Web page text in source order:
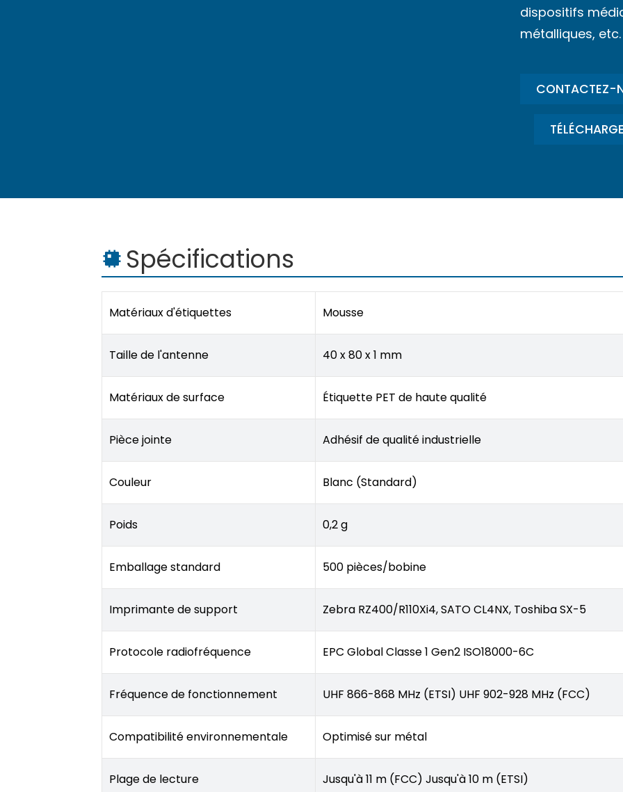
dispositifs
métalliques, etc.
CONTACTEZ-
Spécifications
Matériaux d'étiquettes Mousse
Taille de l'antenne 40 x 80 x 1 mm
Matériaux de surface Étiquette PET de haute qualité
Pièce jointe Adhésif de qualité industrielle
Couleur Blanc (Standard)
Poids 0,2 g
Emballage standard 500 pièces/bobine
Imprimante de support Zebra RZ400/R110Xi4, SATO CL4NX, Toshiba SX-5
Protocole radiofréquence EPC Global Classe 1 Gen2 ISO18000-6C
Fréquence de fonctionnement UHF 866-868 MHz (ETSI) UHF 902-928 MHz (FCC)
Compatibilité environnementale Optimisé sur métal
Plage de lecture Jusqu'à 11 m (FCC) Jusqu'à 10 m (ETSI)